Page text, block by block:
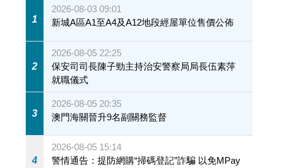
1
2026-08-03 09:01
新城A區A1至A4及A12地段經屋單位售價公佈
2
2026-08-05 22:25
保安司司長陳子勁主持治安警察局局長伍素萍
就職儀式
3
2026-08-05 20:35
澳門海關晉升9名副關務監督
4
2026-08-05 15:14
警情通告：提防網購“掃碼登記”詐騙 以免MPay